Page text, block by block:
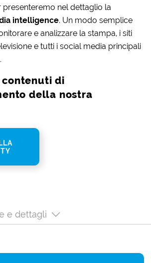
presenteremo nel dettaglio la
intelligence. Un modo semplice
e analizzare la stampa, i siti
e tutti i social media principali
di
della nostra
e dettagli